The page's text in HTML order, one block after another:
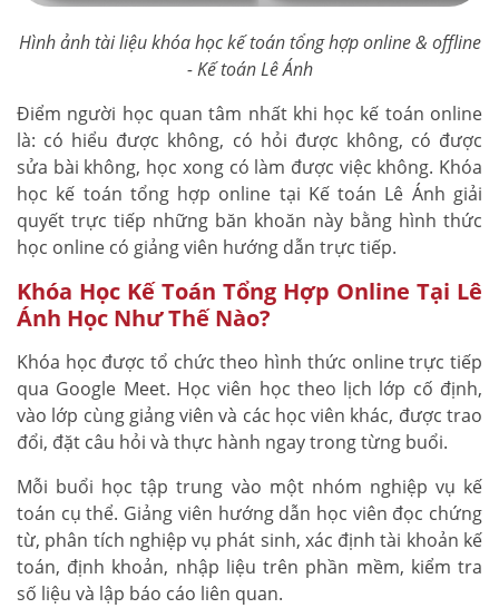
Hình ảnh tài liệu khóa học kế toán tổng hợp online & offline
- Kế toán Lê Ánh
Điểm người học quan tâm nhất khi học kế toán online
là: có hiểu được không, có hỏi được không, có được
sửa bài không, học xong có làm được việc không. Khóa
học kế toán tổng hợp online tại Kế toán Lê Ánh giải
quyết trực tiếp những băn khoăn này bằng hình thức
học online có giảng viên hướng dẫn trực tiếp.
Khóa Học Kế Toán Tổng Hợp Online Tại Lê
Ánh Học Như Thế Nào?
Khóa học được tổ chức theo hình thức online trực tiếp
qua Google Meet. Học viên học theo lịch lớp cố định,
vào lớp cùng giảng viên và các học viên khác, được trao
đổi, đặt câu hỏi và thực hành ngay trong từng buổi.
Mỗi buổi học tập trung vào một nhóm nghiệp vụ kế
toán cụ thể. Giảng viên hướng dẫn học viên đọc chứng
từ, phân tích nghiệp vụ phát sinh, xác định tài khoản kế
toán, định khoản, nhập liệu trên phần mềm, kiểm tra
số liệu và lập báo cáo liên quan.